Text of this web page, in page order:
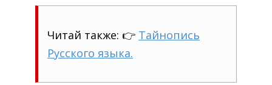
Читай также: 👉 Тайнопись
Русского языка.